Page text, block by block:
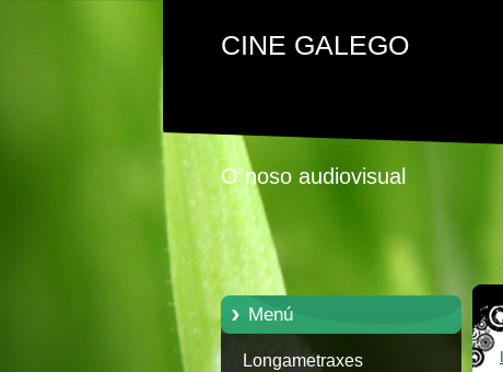
CINE GALEGO
O noso audiovisual
Menú
Longametraxes